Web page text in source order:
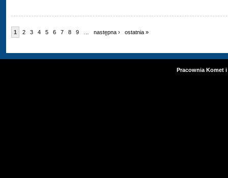
1 2 3 4 5 6 7 8 9 następna › ostatnia »
Pracownia Komet